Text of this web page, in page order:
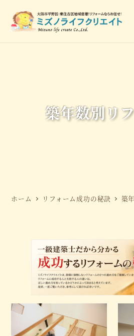
築年数別リ
ホーム リフォーム成功の秘訣 築